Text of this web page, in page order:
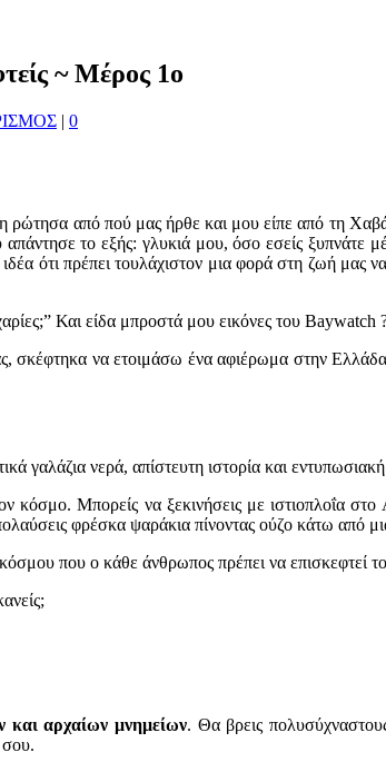
~ Μέρος 1ο
| 0
από πού μας ήρθε και μου είπε από τη
το εξής: γλυκιά μου, όσο εσείς ξυπνάτε
ότι πρέπει τουλάχιστον μια φορά στη ζωή
Και είδα μπροστά μου εικόνες του Baywatch
σκέφτηκα να ετοιμάσω ένα αφιέρωμα στην
γαλάζια νερά, απίστευτη ιστορία και εντυπωσιακή
Μπορείς να ξεκινήσεις με ιστιοπλοΐα
φρέσκα ψαράκια πίνοντας ούζο κάτω από
που ο κάθε άνθρωπος πρέπει να επισκεφτεί
και αρχαίων μνημείων. Θα βρεις
σου.